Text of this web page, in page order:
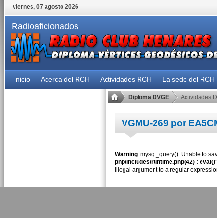
viernes, 07 agosto 2026
Radioaficionados
Inicio Acerca del RCH Actividades RCH La sede del RCH
Diploma DVGE Actividades
VGMU-269 por
Warning: mysql_query(): Unable to
php/includes/runtime.php(42) :
Illegal argument to a regular